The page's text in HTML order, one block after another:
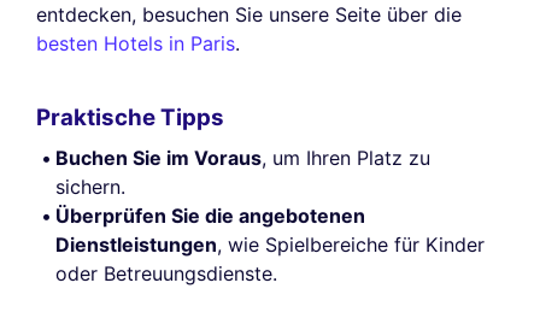
entdecken, besuchen Sie unsere Seite über die
besten Hotels in Paris.
Praktische Tipps
Buchen Sie im Voraus, um Ihren Platz zu
sichern.
Überprüfen Sie die angebotenen
Dienstleistungen, wie Spielbereiche für Kinder
oder Betreuungsdienste.